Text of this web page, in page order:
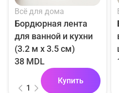
Всё для дома
Бордюрная лента
для ванной и кухни
(3.2 м х 3.5 см)
38 MDL
1
Купить